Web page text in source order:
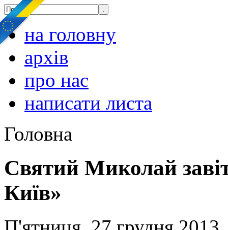
на головну
архів
про нас
написати листа
Головна
Святий Миколай
Київ»